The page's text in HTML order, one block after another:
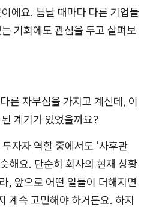
에요. 틈날 때마다 다른 기업들
기회에도 관심을 두고 살펴보
른 자부심을 가지고 계신데, 이
계기가 있었을까요?
자자 역할 중에서도 ‘사후관
해요. 단순히 회사의 현재 상황
, 앞으로 어떤 일들이 더해지면
계속 고민해야 하거든요. 하지